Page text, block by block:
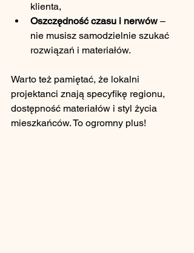
klienta,
Oszczędność czasu i nerwów –
nie musisz samodzielnie szukać
rozwiązań i materiałów.
Warto też pamiętać, że lokalni
projektanci znają specyfikę regionu,
dostępność materiałów i styl życia
mieszkańców. To ogromny plus!